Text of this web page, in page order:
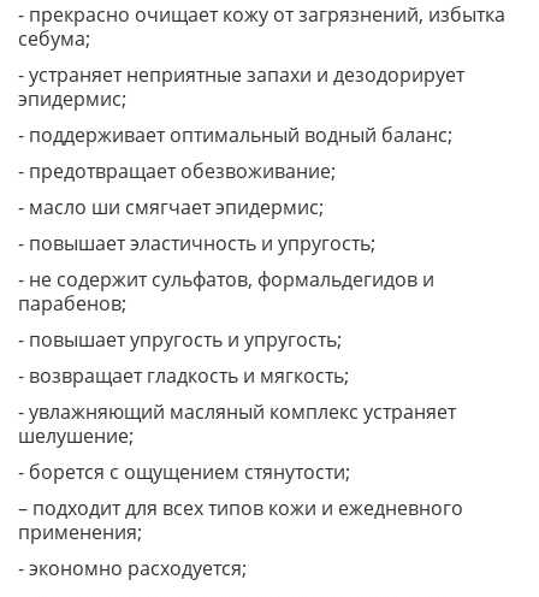
- прекрасно очищает кожу от загрязнений, избытка
себума;
- устраняет неприятные запахи и дезодорирует
эпидермис;
- поддерживает оптимальный водный баланс;
- предотвращает обезвоживание;
- масло ши смягчает эпидермис;
- повышает эластичность и упругость;
- не содержит сульфатов, формальдегидов и
парабенов;
- повышает упругость и упругость;
- возвращает гладкость и мягкость;
- увлажняющий масляный комплекс устраняет
шелушение;
- борется с ощущением стянутости;
– подходит для всех типов кожи и ежедневного
применения;
- экономно расходуется;